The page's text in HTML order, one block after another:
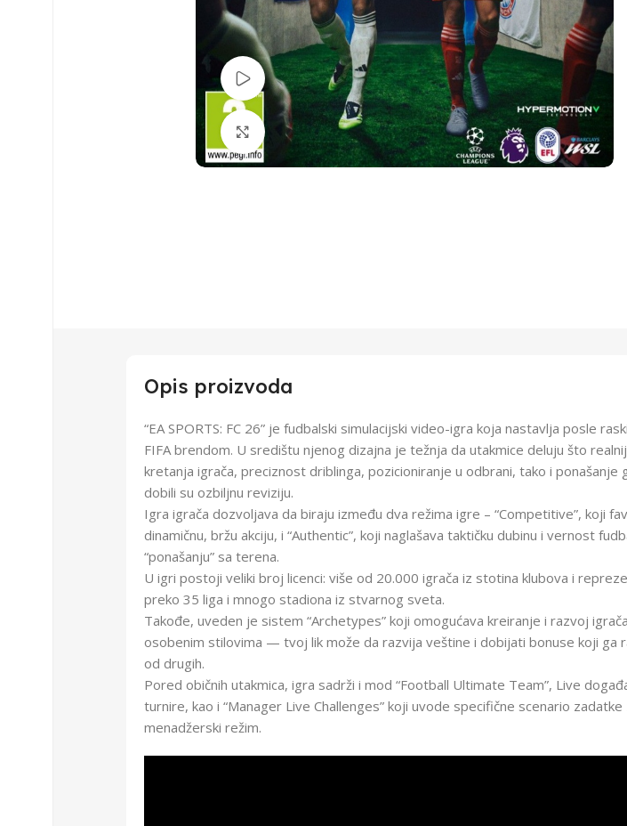
Pogledaj Video
Uvećaj sliku
Opis proizvoda
“EA SPORTS: FC 26” je fudbalski simulacijski video-igra koja nastavlja posle
FIFA brendom. U središtu njenog dizajna je težnja da utakmice deluju što
kretanja igrača, preciznost driblinga, pozicioniranje u odbrani, tako i ponašanje
dobili su ozbiljnu reviziju.
Igra igrača dozvoljava da biraju između dva režima igre – “Competitive”, koji
dinamičnu, bržu akciju, i “Authentic”, koji naglašava taktičku dubinu i vernost
“ponašanju” sa terena.
U igri postoji veliki broj licenci: više od 20.000 igrača iz stotina klubova i
preko 35 liga i mnogo stadiona iz stvarnog sveta.
Takođe, uveden je sistem “Archetypes” koji omogućava kreiranje i razvoj
osobenim stilovima — tvoj lik može da razvija veštine i dobijati bonuse koji ga
od drugih.
Pored običnih utakmica, igra sadrži i mod “Football Ultimate Team”, Live
turnire, kao i “Manager Live Challenges” koji uvode specifične scenario zadatke
menadžerski režim.